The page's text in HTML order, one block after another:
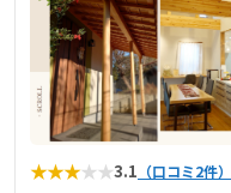
★★★★★3.1 （口コミ2件）